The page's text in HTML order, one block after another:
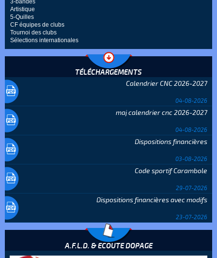
3-bandes
Artistique
5-Quilles
CF équipes de clubs
Tournoi des clubs
Sélections internationales
TÉLÉCHARGEMENTS
Calendrier CNC 2026-2027
04-08-2026
maj calendrier cnc 2026-2027
04-08-2026
Dispositions financières
03-08-2026
Code sportif Carambole
29-07-2026
Dispositions financières avec modifs
23-07-2026
A.F.L.D. & ECOUTE DOPAGE